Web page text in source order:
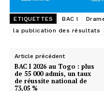
ETIQUETTES BAC I
la publication des résultats
Article précédent
BAC I 2026 au Togo : plus
de 55 000 admis, un taux
de réussite national de
73,05 %